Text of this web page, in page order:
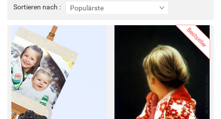
Sortieren nach : Populärste
Sortieren
nach
Bestseller